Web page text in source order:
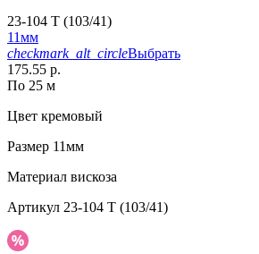
23-104 T (103/41)
11мм
checkmark_alt_circleВыбрать
175.55 р.
По 25 м
Цвет кремовый
Размер 11мм
Материал вискоза
Артикул 23-104 T (103/41)